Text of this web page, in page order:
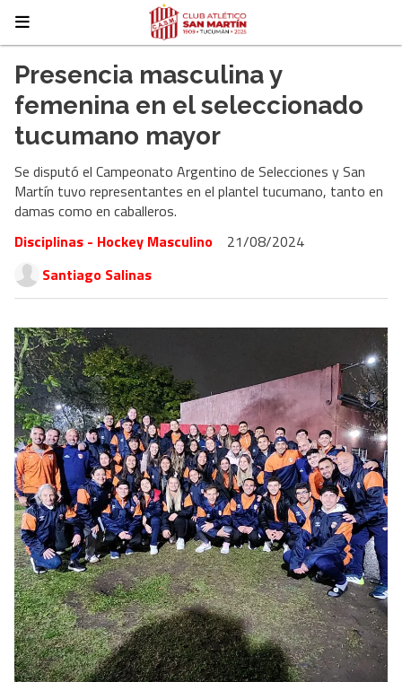
Presencia masculina y
femenina en el seleccionado
tucumano mayor
Se disputó el Campeonato Argentino de Selecciones y San
Martín tuvo representantes en el plantel tucumano, tanto en
damas como en caballeros.
Disciplinas - Hockey Masculino
21/08/2024
Santiago Salinas